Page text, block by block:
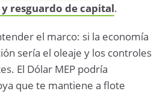
resguardo de capital.
el marco: si la economía
sería el oleaje y los controles
El Dólar MEP podría
que te mantiene a flote